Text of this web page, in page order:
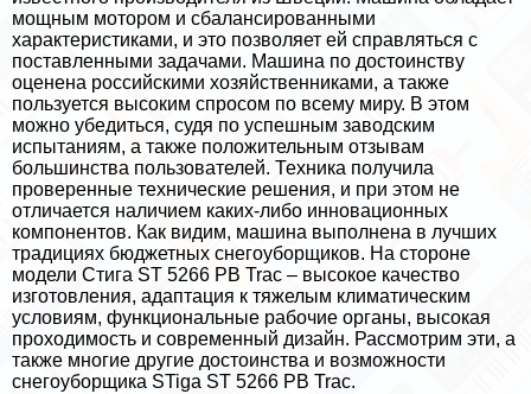
мощным мотором и сбалансированными
хаpaктеристиками, и это позволяет ей справляться с
поставленными задачами. Машина по достоинству
оценена российскими хозяйственниками, а также
пользуется высоким спросом по всему миру. В этом
можно убедиться, судя по успешным заводским
испытаниям, а также положительным отзывам
большинства пользователей. Техника получила
проверенные технические решения, и при этом не
отличается наличием каких-либо инновационных
компонентов. Как видим, машина выполнена в лучших
традициях бюджетных снегоуборщиков. На стороне
модели Стига ST 5266 PB Trac – высокое качество
изготовления, адаптация к тяжелым климатическим
условиям, функциональные рабочие органы, высокая
проходимость и современный дизайн. Рассмотрим эти, а
также многие другие достоинства и возможности
снегоуборщика STiga ST 5266 PB Trac.